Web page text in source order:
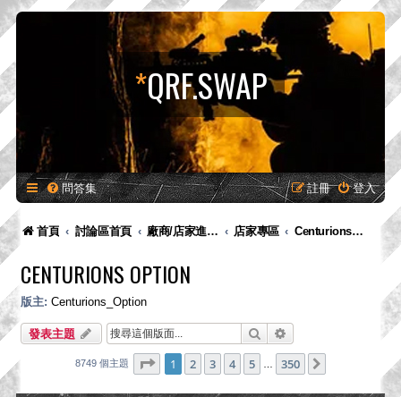
*QRF.SWAP
問答集 登入
註冊
首頁 討論區首頁 廠商/店家進駐專區-供廠商-供廠商/店家發布新品預告、產品消息，嚴禁販售！ 店家專區 Centurions Option
CENTURIONS OPTION
版主: Centurions_Option
發表主題 搜尋
8749 個主題 1 頁 (共350頁)
1 2 3 4 5 350